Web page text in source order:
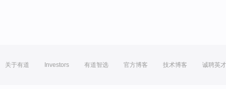
关于有道 Investors 有道智选 官方博客 技术博客 诚聘英才